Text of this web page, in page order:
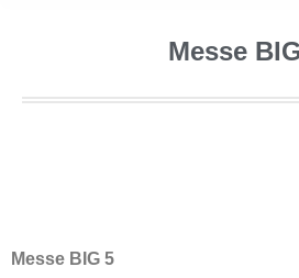
Messe
Messe BIG 5